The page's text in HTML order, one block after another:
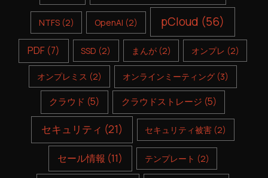
NTFS(2) OpenAI (2) pCloud (56)
PDF(7) SSD (2) まんが(2) オンプレ (2)
オンプレミス (2) オンラインミーティング(3)
クラウド (5) クラウドストレージ (5)
セキュリティ (21) セキュリティ被害 (2)
セール情報 (11) テンプレート (2)